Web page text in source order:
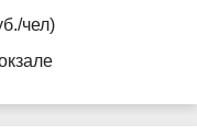
чел)